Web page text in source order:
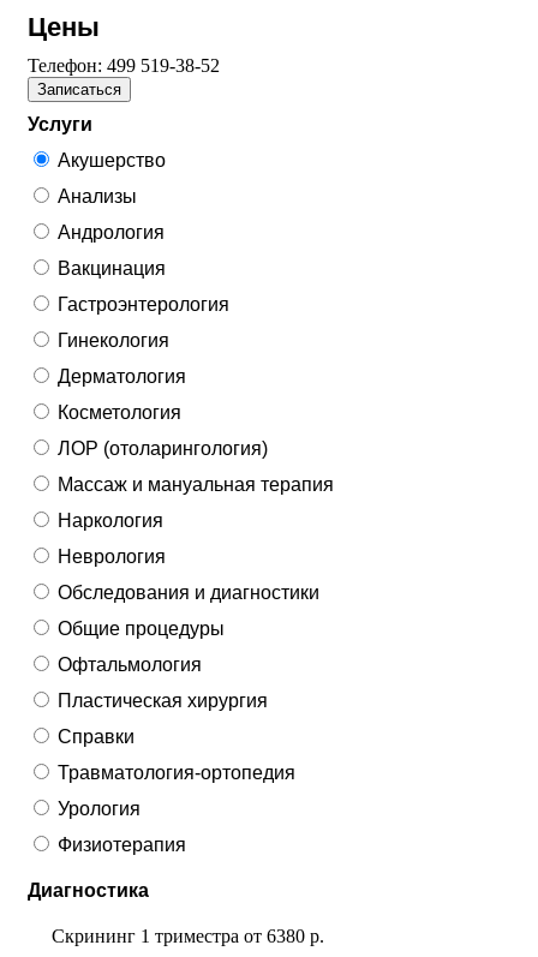
Цены
Телефон: 499 519-38-52
Записаться
Услуги
Акушерство
Анализы
Андрология
Вакцинация
Гастроэнтерология
Гинекология
Дерматология
Косметология
ЛОР (отоларингология)
Массаж и мануальная терапия
Наркология
Неврология
Обследования и диагностики
Общие процедуры
Офтальмология
Пластическая хирургия
Справки
Травматология-ортопедия
Урология
Физиотерапия
Диагностика
Скрининг 1 триместра от 6380 р.